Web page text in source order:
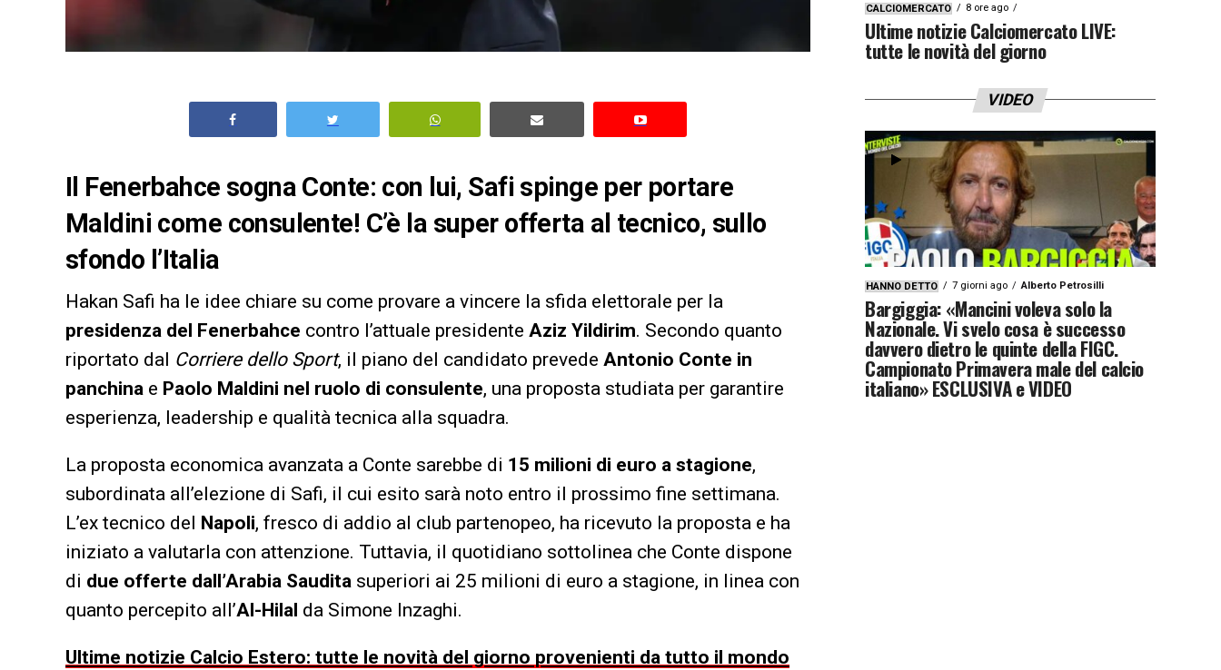
Il Fenerbahce sogna Conte: con lui, Safi spinge per portare
Maldini come consulente! C’è la super offerta al tecnico, sullo
sfondo l’Italia
Hakan Safi ha le idee chiare su come provare a vincere la sfida elettorale per la
presidenza del Fenerbahce contro l’attuale presidente Aziz Yildirim. Secondo quanto
riportato dal Corriere dello Sport, il piano del candidato prevede Antonio Conte in
panchina e Paolo Maldini nel ruolo di consulente, una proposta studiata per garantire
esperienza, leadership e qualità tecnica alla squadra.
La proposta economica avanzata a Conte sarebbe di 15 milioni di euro a stagione,
subordinata all’elezione di Safi, il cui esito sarà noto entro il prossimo fine settimana.
L’ex tecnico del Napoli, fresco di addio al club partenopeo, ha ricevuto la proposta e ha
iniziato a valutarla con attenzione. Tuttavia, il quotidiano sottolinea che Conte dispone
di due offerte dall’Arabia Saudita superiori ai 25 milioni di euro a stagione, in linea con
quanto percepito all’Al-Hilal da Simone Inzaghi.
Ultime notizie Calcio Estero: tutte le novità del giorno provenienti da tutto il mondo
CALCIOMERCATO 8 ore ago
Ultime notizie Calciomercato LIVE:
tutte le novità del giorno
VIDEO
HANNO DETTO 7 giorni ago Alberto Petrosilli
Bargiggia: «Mancini voleva solo la
Nazionale. Vi svelo cosa è successo
davvero dietro le quinte della FIGC.
Campionato Primavera male del calcio
italiano» ESCLUSIVA e VIDEO